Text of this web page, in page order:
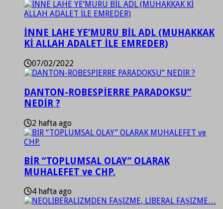
İNNE LAHE YE’MURU BİL ADL (MUHAKKAK
Kİ ALLAH ADALET İLE EMREDER)
07/02/2022
DANTON-ROBESPİERRE PARADOKSU”
NEDİR ?
2 hafta ago
BİR “TOPLUMSAL OLAY” OLARAK
MUHALEFET ve CHP.
4 hafta ago